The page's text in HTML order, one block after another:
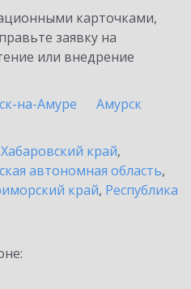
карточками,
заявку на
или внедрение
на-Амуре
Амурск
Хабаровский край,
автономная область,
край, Республика